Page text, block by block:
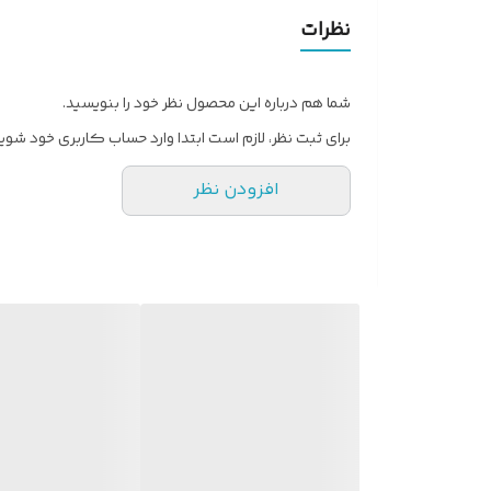
نظرات
شما هم درباره این محصول نظر خود را بنویسید.
برای ثبت نظر، لازم است ابتدا وارد حساب کاربری خود
افزودن نظر